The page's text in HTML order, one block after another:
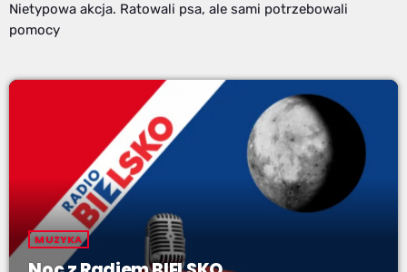
Nietypowa akcja. Ratowali psa, ale sami potrzebowali
pomocy
MUZYKA